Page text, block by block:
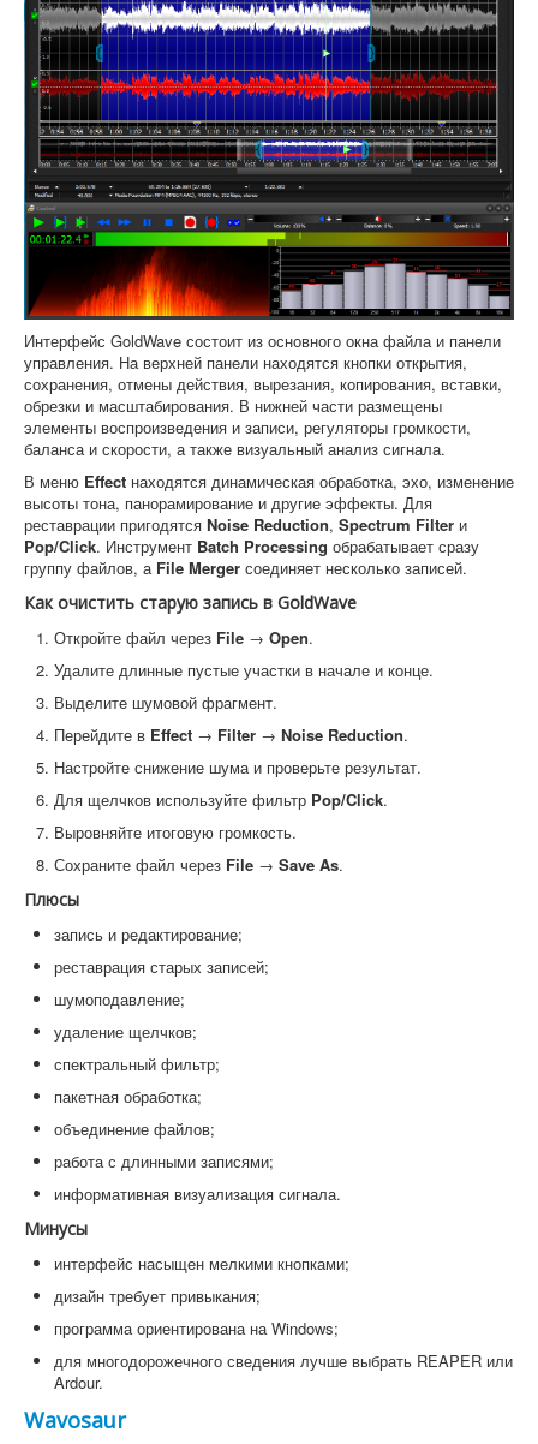
Интерфейс GoldWave состоит из основного окна файла и панели
управления. На верхней панели находятся кнопки открытия,
сохранения, отмены действия, вырезания, копирования, вставки,
обрезки и масштабирования. В нижней части размещены
элементы воспроизведения и записи, регуляторы громкости,
баланса и скорости, а также визуальный анализ сигнала.
В меню Effect находятся динамическая обработка, эхо, изменение
высоты тона, панорамирование и другие эффекты. Для
реставрации пригодятся Noise Reduction, Spectrum Filter и
Pop/Click. Инструмент Batch Processing обрабатывает сразу
группу файлов, а File Merger соединяет несколько записей.
Как очистить старую запись в GoldWave
Откройте файл через File → Open.
Удалите длинные пустые участки в начале и конце.
Выделите шумовой фрагмент.
Перейдите в Effect → Filter → Noise Reduction.
Настройте снижение шума и проверьте результат.
Для щелчков используйте фильтр Pop/Click.
Выровняйте итоговую громкость.
Сохраните файл через File → Save As.
Плюсы
запись и редактирование;
реставрация старых записей;
шумоподавление;
удаление щелчков;
спектральный фильтр;
пакетная обработка;
объединение файлов;
работа с длинными записями;
информативная визуализация сигнала.
Минусы
интерфейс насыщен мелкими кнопками;
дизайн требует привыкания;
программа ориентирована на Windows;
для многодорожечного сведения лучше выбрать REAPER или
Ardour.
Wavosaur